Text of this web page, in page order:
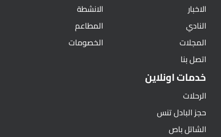
الاخبار
النادي
المجلات
اتصل بنا
الانشطة
المطاعم
الخصومات
خدمات اونلاين
الرحلات
حجز البادل تنس
الشاتل باص